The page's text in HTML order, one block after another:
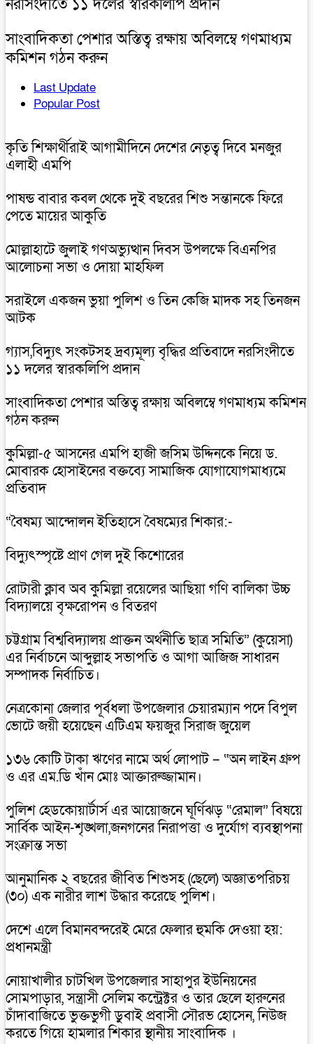
নরসিংদীতে ১১ দলের স্বারকলিপি প্রদান
সাংবাদিকতা পেশার অস্তিত্ব রক্ষায় অবিলম্বে গণমাধ্যম
কমিশন গঠন করুন
Last Update
Popular Post
কৃতি শিক্ষার্থীরাই আগামীদিনে দেশের নেতৃত্ব দিবে মনজুর
এলাহী এমপি
পাষন্ড বাবার কবল থেকে দুই বছরের শিশু সন্তানকে ফিরে
পেতে মায়ের আকুতি
মোল্লাহাটে জুলাই গণঅভ্যুত্থান দিবস উপলক্ষে বিএনপির
আলোচনা সভা ও দোয়া মাহফিল
সরাইলে একজন ভুয়া পুলিশ ও তিন কেজি মাদক সহ তিনজন
আটক
গ্যাস,বিদ্যুৎ সংকটসহ দ্রব্যমূল্য বৃদ্ধির প্রতিবাদে নরসিংদীতে
১১ দলের স্বারকলিপি প্রদান
সাংবাদিকতা পেশার অস্তিত্ব রক্ষায় অবিলম্বে গণমাধ্যম কমিশন
গঠন করুন
কুমিল্লা-৫ আসনের এমপি হাজী জসিম উদ্দিনকে নিয়ে ড.
মোবারক হোসাইনের বক্তব্যে সামাজিক যোগাযোগমাধ্যমে
প্রতিবাদ
“বৈষম্য আন্দোলন ইতিহাসে বৈষম্যের শিকার:-
বিদ্যুৎস্পৃষ্টে প্রাণ গেল দুই কিশোরের
রোটারী ক্লাব অব কুমিল্লা রয়েলের আছিয়া গণি বালিকা উচ্চ
বিদ্যালয়ে বৃক্ষরোপন ও বিতরণ
চট্টগ্রাম বিশ্ববিদ্যালয় প্রাক্তন অর্থনীতি ছাত্র সমিতি” (কুয়েসা)
এর নির্বাচনে আব্দুল্লাহ সভাপতি ও আগা আজিজ সাধারন
সম্পাদক নির্বাচিত।
নেত্রকোনা জেলার পূর্বধলা উপজেলার চেয়ারম্যান পদে বিপুল
ভোটে জয়ী হয়েছেন এটিএম ফয়জুর সিরাজ জুয়েল
১৩৬ কোটি টাকা ঋণের নামে অর্থ লোপাট – “অন লাইন গ্রুপ
ও এর এম.ডি খাঁন মোঃ আক্তারুজ্জামান।
পুলিশ হেডকোয়ার্টার্স এর আয়োজনে ঘূর্ণিঝড় “রেমাল” বিষয়ে
সার্বিক আইন-শৃঙ্খলা,জনগনের নিরাপত্তা ও দুর্যোগ ব্যবস্থাপনা
সংক্রান্ত সভা
আনুমানিক ২ বছরের জীবিত শিশুসহ (ছেলে) অজ্ঞাতপরিচয়
(৩০) এক নারীর লাশ উদ্ধার করেছে পুলিশ।
দেশে এলে বিমানবন্দরেই মেরে ফেলার হুমকি দেওয়া হয়:
প্রধানমন্ত্রী
নোয়াখালীর চাটখিল উপজেলার সাহাপুর ইউনিয়নের
সোমপাড়ার, সন্ত্রাসী সেলিম কন্ট্রেক্টর ও তার ছেলে হারুনের
চাঁদাবাজিতে ভুক্তভুগী ডুবাই প্রবাসী সৌরভ হোসেন, নিউজ
করতে গিয়ে হামলার শিকার স্থানীয় সাংবাদিক ।